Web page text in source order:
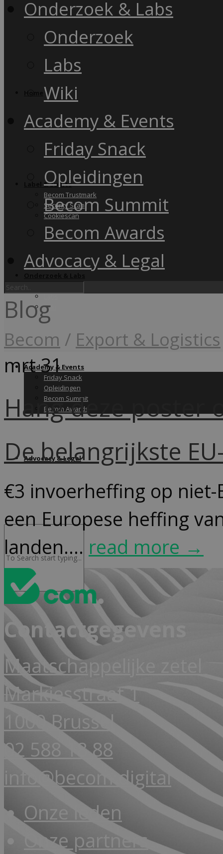
Label & audits
Becom Trustmark
Security Scan
Cookiescan
Labs
Wiki
Academy & Events
Friday Snack
Opleidingen
Becom Summit
Becom Awards
Advocacy & Legal
Onderzoek & Labs
Onderzoek
Labs
Wiki
Academy & Events
Friday Snack
Opleidingen
Becom Summit
Becom Awards
Advocacy & Legal
Blog
Becom / Export & Logistics
mrt31
Hang deze poster
De belangrijkste
€3 invoerheffing op niet-
een Europese heffing
landen.... read more →
Contactgegevens
Maatschappelijke zetel
Markiesstraat 1
1000 Brussel
02 588 18 88
info@becom.digital
Onze leden
Onze partners